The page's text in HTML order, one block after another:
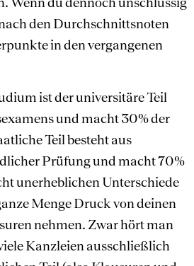
den Durchschnittsnoten
in den vergangenen
ist der universitäre Teil
und macht 30% der
Teil besteht aus
Prüfung und macht 70%
unerheblichen Unterschiede
Menge Druck von deinen
nehmen. Zwar hört man
Kanzleien ausschließlich